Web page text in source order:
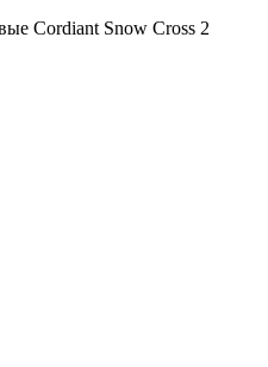
Cordiant Snow Cross 2